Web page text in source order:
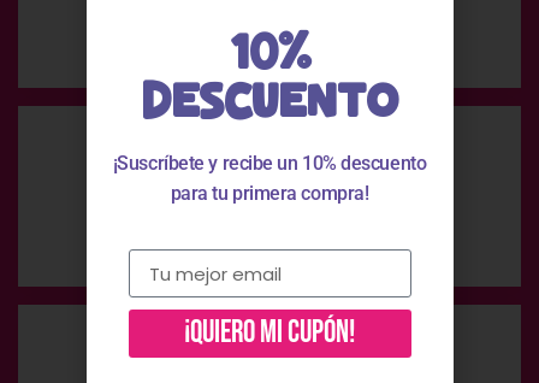
En compras superiores a 49 €
Pago Seguro
10%
DESCUENTO
¡Suscríbete y recibe un 10% descuento
para tu primera compra!
¡QUIERO MI CUPÓN!